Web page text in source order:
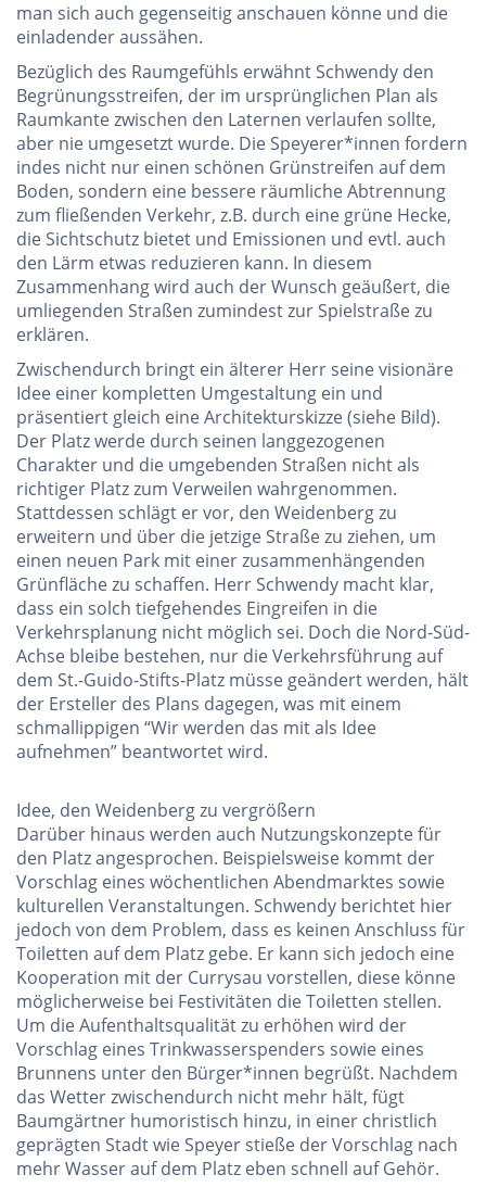
man sich auch gegenseitig anschauen könne und die
einladender aussähen.
Bezüglich des Raumgefühls erwähnt Schwendy den
Begrünungsstreifen, der im ursprünglichen Plan als
Raumkante zwischen den Laternen verlaufen sollte,
aber nie umgesetzt wurde. Die Speyerer*innen fordern
indes nicht nur einen schönen Grünstreifen auf dem
Boden, sondern eine bessere räumliche Abtrennung
zum fließenden Verkehr, z.B. durch eine grüne Hecke,
die Sichtschutz bietet und Emissionen und evtl. auch
den Lärm etwas reduzieren kann. In diesem
Zusammenhang wird auch der Wunsch geäußert, die
umliegenden Straßen zumindest zur Spielstraße zu
erklären.
Zwischendurch bringt ein älterer Herr seine visionäre
Idee einer kompletten Umgestaltung ein und
präsentiert gleich eine Architekturskizze (siehe Bild).
Der Platz werde durch seinen langgezogenen
Charakter und die umgebenden Straßen nicht als
richtiger Platz zum Verweilen wahrgenommen.
Stattdessen schlägt er vor, den Weidenberg zu
erweitern und über die jetzige Straße zu ziehen, um
einen neuen Park mit einer zusammenhängenden
Grünfläche zu schaffen. Herr Schwendy macht klar,
dass ein solch tiefgehendes Eingreifen in die
Verkehrsplanung nicht möglich sei. Doch die Nord-Süd-
Achse bleibe bestehen, nur die Verkehrsführung auf
dem St.-Guido-Stifts-Platz müsse geändert werden, hält
der Ersteller des Plans dagegen, was mit einem
schmallippigen “Wir werden das mit als Idee
aufnehmen” beantwortet wird.
Idee, den Weidenberg zu vergrößern
Darüber hinaus werden auch Nutzungskonzepte für
den Platz angesprochen. Beispielsweise kommt der
Vorschlag eines wöchentlichen Abendmarktes sowie
kulturellen Veranstaltungen. Schwendy berichtet hier
jedoch von dem Problem, dass es keinen Anschluss für
Toiletten auf dem Platz gebe. Er kann sich jedoch eine
Kooperation mit der Currysau vorstellen, diese könne
möglicherweise bei Festivitäten die Toiletten stellen.
Um die Aufenthaltsqualität zu erhöhen wird der
Vorschlag eines Trinkwasserspenders sowie eines
Brunnens unter den Bürger*innen begrüßt. Nachdem
das Wetter zwischendurch nicht mehr hält, fügt
Baumgärtner humoristisch hinzu, in einer christlich
geprägten Stadt wie Speyer stieße der Vorschlag nach
mehr Wasser auf dem Platz eben schnell auf Gehör.